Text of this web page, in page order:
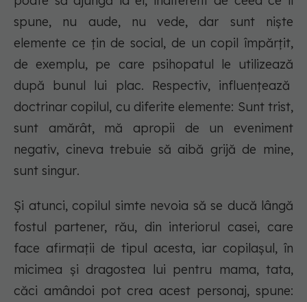
spune, nu aude, nu vede, dar sunt niște
elemente ce țin de social, de un copil împărțit,
de exemplu, pe care psihopatul le utilizează
după bunul lui plac. Respectiv, influențează
doctrinar copilul, cu diferite elemente: Sunt trist,
sunt amărât, mă apropii de un eveniment
negativ, cineva trebuie să aibă grijă de mine,
sunt singur.
Și atunci, copilul simte nevoia să se ducă lângă
fostul partener, rău, din interiorul casei, care
face afirmații de tipul acesta, iar copilașul, în
micimea și dragostea lui pentru mama, tata,
căci amândoi pot crea acest personaj, spune: